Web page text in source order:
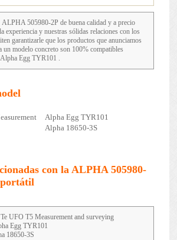
ALPHA 505980-2P de buena calidad y a precio
experiencia y nuestras sólidas relaciones con los
garantizarle que los productos que anunciamos
un modelo concreto son 100% compatibles
Egg TYR101 .
Alpha Egg TYR101
Alpha 18650-3S
con la ALPHA 505980-
UFO T5 Measurement and surveying
Egg TYR101
18650-3S